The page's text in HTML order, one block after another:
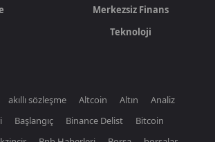
Merkezsiz Finans
Teknoloji
akıllı sözleşme Altcoin Altın
Analiz
Başlangıç Binance Delist
Bitcoin